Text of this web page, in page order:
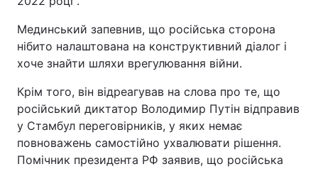
Мединський запевнив, що російська сторона
нібито налаштована на конструктивний діалог і
хоче знайти шляхи врегулювання війни.
Крім того, він відреагував на слова про те, що
російський диктатор Володимир Путін відправив
у Стамбул переговірників, у яких немає
повноважень самостійно ухвалювати рішення.
Помічник президента РФ заявив, що російська